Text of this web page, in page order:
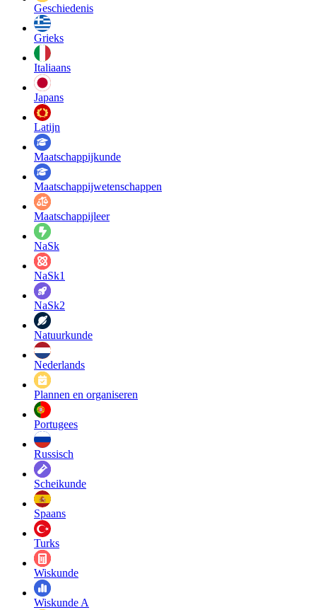
Geschiedenis
Grieks
Italiaans
Japans
Latijn
Maatschappij­kunde
Maatschappij­wetenschappen
Maatschappijleer
NaSk
NaSk1
NaSk2
Natuurkunde
Nederlands
Plannen en organiseren
Portugees
Russisch
Scheikunde
Spaans
Turks
Wiskunde
Wiskunde A